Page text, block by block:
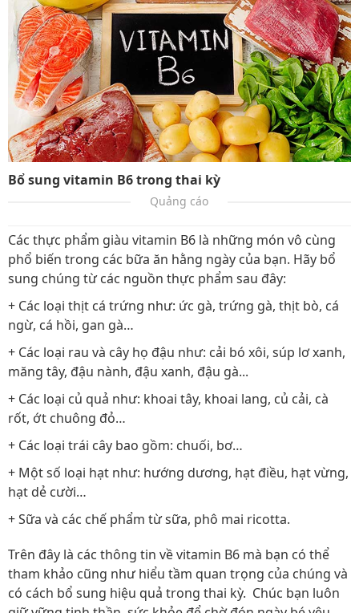
Bổ sung vitamin B6 trong thai kỳ
Quảng cáo
Các thực phẩm giàu vitamin B6 là những món vô cùng
phổ biến trong các bữa ăn hằng ngày của bạn. Hãy bổ
sung chúng từ các nguồn thực phẩm sau đây:
+ Các loại thịt cá trứng như: ức gà, trứng gà, thịt bò, cá
ngừ, cá hồi, gan gà…
+ Các loại rau và cây họ đậu như: cải bó xôi, súp lơ xanh,
măng tây, đậu nành, đậu xanh, đậu gà...
+ Các loại củ quả như: khoai tây, khoai lang, củ cải, cà
rốt, ớt chuông đỏ…
+ Các loại trái cây bao gồm: chuối, bơ…
+ Một số loại hạt như: hướng dương, hạt điều, hạt vừng,
hạt dẻ cười…
+ Sữa và các chế phẩm từ sữa, phô mai ricotta.
Trên đây là các thông tin về vitamin B6 mà bạn có thể
tham khảo cũng như hiểu tầm quan trọng của chúng và
có cách bổ sung hiệu quả trong thai kỳ. Chúc bạn luôn